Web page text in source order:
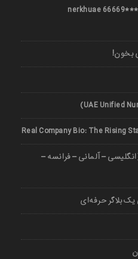
501036018 | 971***77739 | 971***66669 nerkhuae
بخون!
Real Company Bio: The Rising
کلاس خصوصی زبان 1403 (انگلیسی – آلمانی – فرانسه –
بلاگر حرفه‌ای